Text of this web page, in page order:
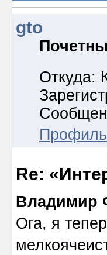
gto
Откуда:
Профиль
Re:
Владимир
Ога, я